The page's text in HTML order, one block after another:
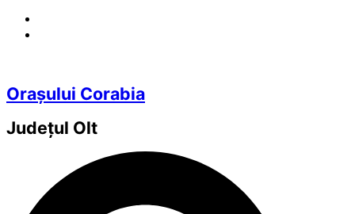
Orașului Corabia
Județul Olt